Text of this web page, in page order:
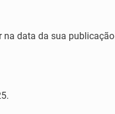
na data da sua